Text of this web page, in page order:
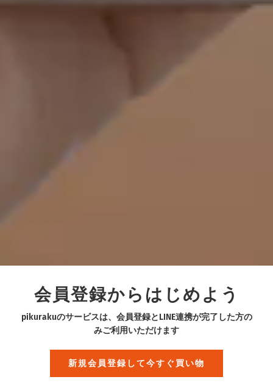
会員登録からはじめよう
pikurakuのサービスは、会員登録とLINE連携が完了した方の
みご利用いただけます
新規会員登録して今すぐ買い物